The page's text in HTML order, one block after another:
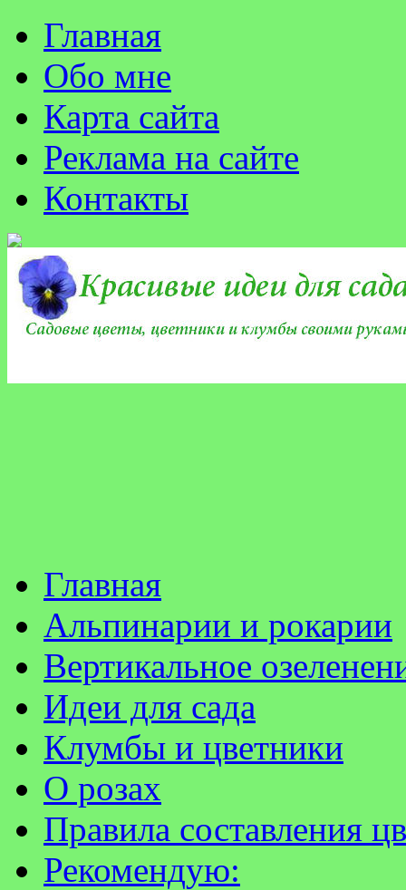
Главная
Обо мне
Карта сайта
Реклама на сайте
Контакты
Главная
Альпинарии и рокарии
Вертикальное
Идеи для сада
Клумбы и цветники
О розах
Правила составления
Рекомендую: